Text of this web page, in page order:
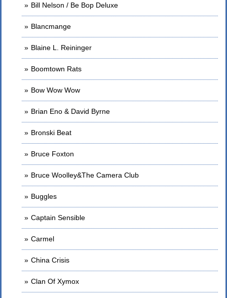
Bill Nelson / Be Bop Deluxe
Blancmange
Blaine L. Reininger
Boomtown Rats
Bow Wow Wow
Brian Eno & David Byrne
Bronski Beat
Bruce Foxton
Bruce Woolley&The Camera Club
Buggles
Captain Sensible
Carmel
China Crisis
Clan Of Xymox